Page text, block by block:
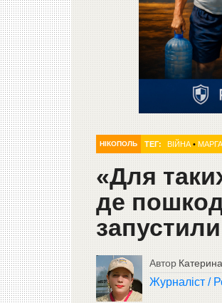
НІКОПОЛЬ ТЕГ: ВІЙНА•
«Для
де
Автор
Журналіст /